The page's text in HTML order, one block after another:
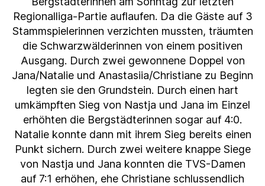
Regionalliga-Partie auflaufen. Da die Gäste auf 3
Stammspielerinnen verzichten mussten, träumten
die Schwarzwälderinnen von einem positiven
Ausgang. Durch zwei gewonnene Doppel von
Jana/Natalie und Anastasiia/Christiane zu Beginn
legten sie den Grundstein. Durch einen hart
umkämpften Sieg von Nastja und Jana im Einzel
erhöhten die Bergstädterinnen sogar auf 4:0.
Natalie konnte dann mit ihrem Sieg bereits einen
Punkt sichern. Durch zwei weitere knappe Siege
von Nastja und Jana konnten die TVS-Damen
auf 7:1 erhöhen, ehe Christiane schlussendlich